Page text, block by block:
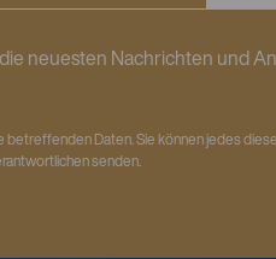
neuesten Nachrichten und
betreffenden Daten. Sie können jedes
senden.